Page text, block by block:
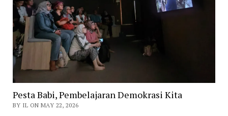
Pesta Babi, Pembelajaran Demokrasi Kita
BY IL ON MAY 22, 2026